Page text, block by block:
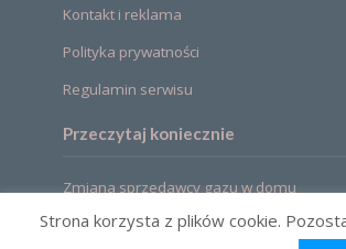
Kontakt i reklama
Polityka prywatności
Regulamin serwisu
Przeczytaj koniecznie
Zmiana sprzedawcy gazu w domu
Strona korzysta z plików cookie.